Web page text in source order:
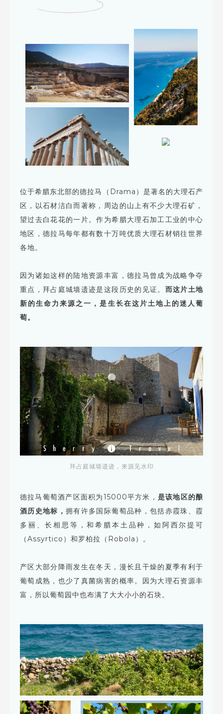
位于希腊东北部的德拉马（Drama）是著名的大理石产
区，以石材洁白而著称，周边的山上有不少大理石矿，
望过去白花花的一片。作为希腊大理石加工工业的中心
地区，德拉马每年都有数十万吨优质大理石材销往世界
各地。
因为诸如这样的陆地资源丰富，德拉马曾成为战略争夺
重点，拜占庭城墙遗迹是这段历史的见证。 而这片土地
新的生命力来源之一，是生长在这片土地上的迷人葡
萄。
拜占庭城墙遗迹，来源见水印
德拉马葡萄酒产区面积为15000平方米， 是该地区的酿
酒历史地标，拥有许多国际葡萄品种，包括赤霞珠、霞
多丽、长相思等，和希腊本土品种，如阿西尔提可
（Assyrtico）和罗柏拉（Robola）。
产区大部分降雨发生在冬天，漫长且干燥的夏季有利于
葡萄成熟，也少了真菌病害的概率。因为大理石资源丰
富，所以葡萄园中也布满了大大小小的石块。